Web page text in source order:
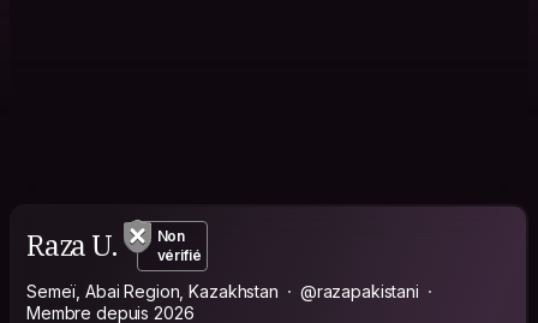
Raza U.
Non
vérifié
Semeï, Abai Region, Kazakhstan
@razapakistani
Membre depuis 2026